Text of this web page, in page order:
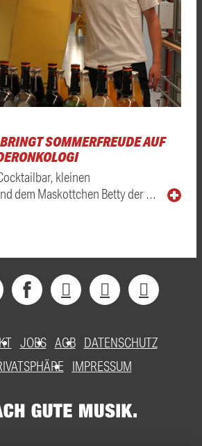
SOMMERFREUDE AUF
kleinen
dem Maskottchen Betty der …
JOBS AGB DATENSCHUTZ
IMPRESSUM